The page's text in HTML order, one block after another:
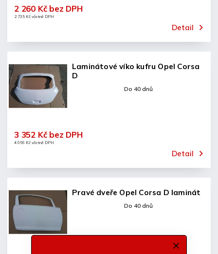
2 735 Kč včetně DPH
2 260 Kč bez DPH
Detail
Laminátové víko kufru Opel Corsa
D
Do 40 dnů
4 056 Kč včetně DPH
3 352 Kč bez DPH
Detail
Pravé dveře Opel Corsa D laminát
Do 40 dnů